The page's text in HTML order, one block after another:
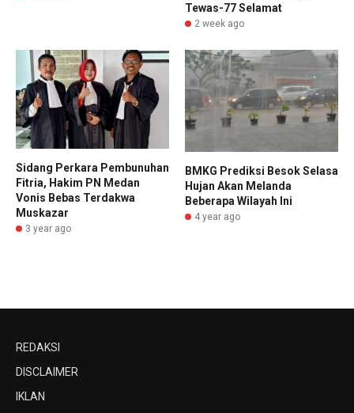
Tewas-77 Selamat
2 week ago
Sidang Perkara Pembunuhan
Fitria, Hakim PN Medan
Vonis Bebas Terdakwa
Muskazar
3 year ago
BMKG Prediksi Besok Selasa
Hujan Akan Melanda
Beberapa Wilayah Ini
4 year ago
REDAKSI
DISCLAIMER
IKLAN